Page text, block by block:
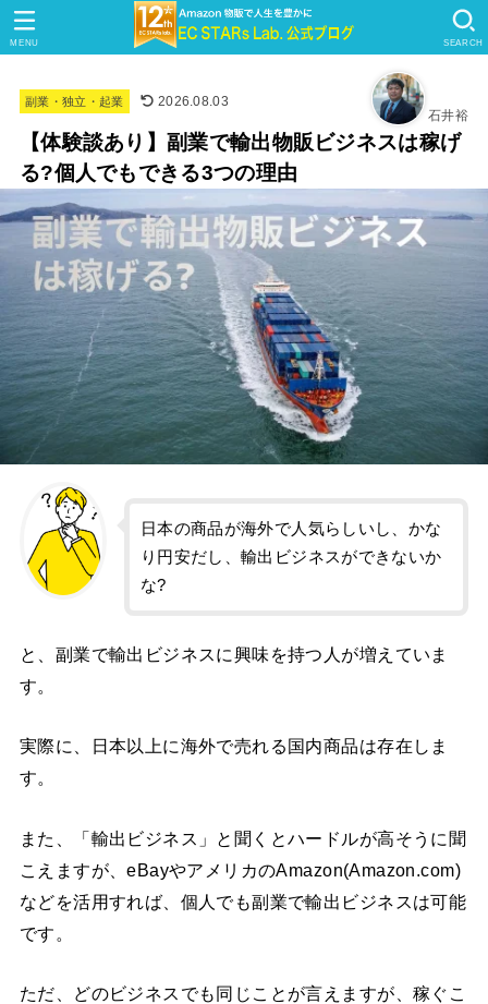
SEARCH
MENU
副業・独立・起業
2026.08.03
石井裕
【体験談あり】副業で輸出物販ビジネスは稼げ
る?個人でもできる3つの理由
日本の商品が海外で人気らしいし、かな
り円安だし、輸出ビジネスができないか
な?
と、副業で輸出ビジネスに興味を持つ人が増えていま
す。
実際に、日本以上に海外で売れる国内商品は存在しま
す。
また、「輸出ビジネス」と聞くとハードルが高そうに聞
こえますが、eBayやアメリカのAmazon(Amazon.com)
などを活用すれば、個人でも副業で輸出ビジネスは可能
です。
ただ、どのビジネスでも同じことが言えますが、稼ぐこ